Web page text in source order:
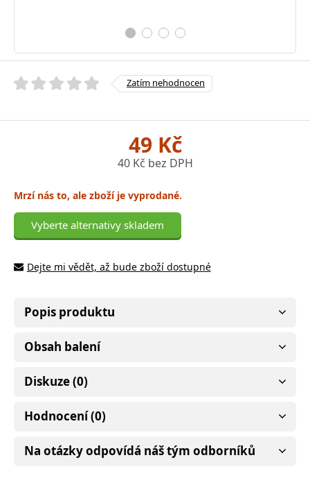
Zatím nehodnocen
49 Kč
40 Kč bez DPH
Mrzí nás to, ale zboží je vyprodané.
Vyberte alternativy skladem
Dejte mi vědět, až bude zboží dostupné
Popis produktu
Obsah balení
Diskuze (0)
Hodnocení (0)
Na otázky odpovídá náš tým odborníků